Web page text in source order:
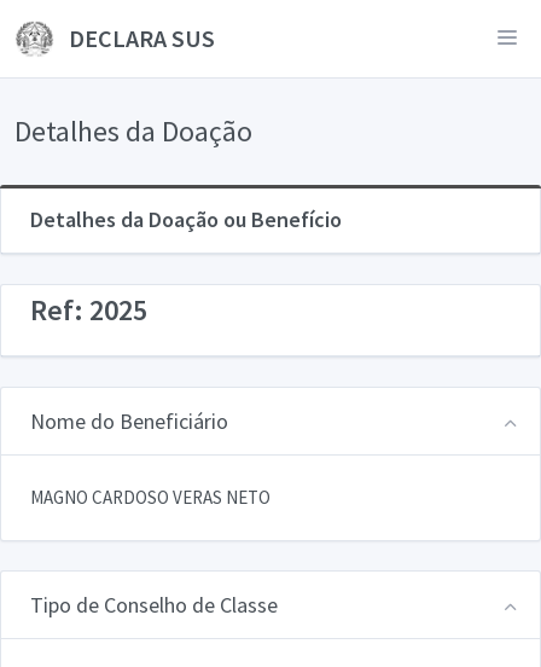
DECLARA SUS
Detalhes da Doação
Detalhes da Doação ou Benefício
Ref: 2025
Nome do Beneficiário
MAGNO CARDOSO VERAS NETO
Tipo de Conselho de Classe